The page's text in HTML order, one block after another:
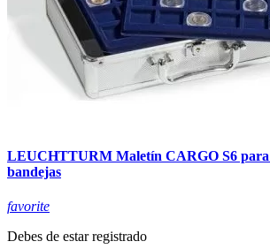
LEUCHTTURM Maletín CARGO S6 para
bandejas
favorite
Debes de estar registrado